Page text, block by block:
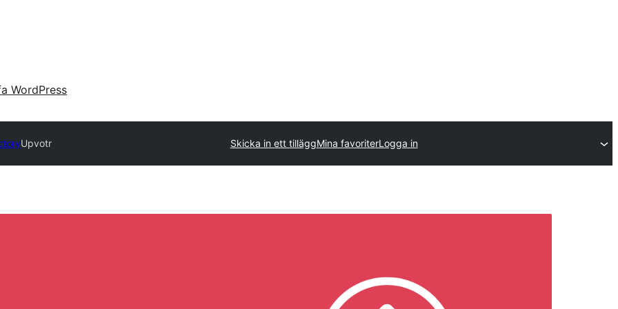
WordPress
Upvotr Skicka in ett tilläggMina favoriterLogga in